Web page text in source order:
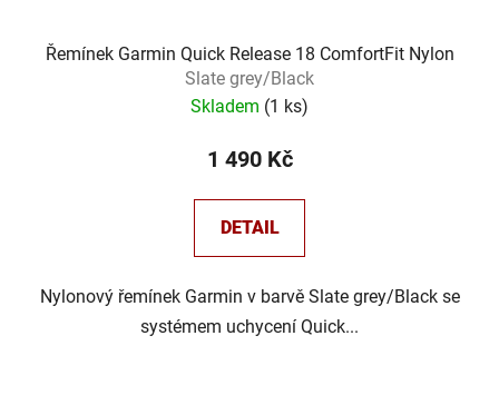
Řemínek Garmin Quick Release 18 ComfortFit Nylon
Slate grey/Black
Skladem (1 ks)
1 490 Kč
DETAIL
Nylonový řemínek Garmin v barvě Slate grey/Black se
systémem uchycení Quick...